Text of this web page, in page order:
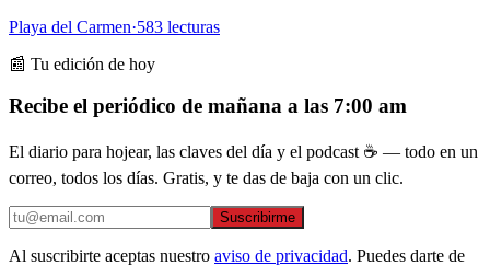
Playa del Carmen·583 lecturas
📰 Tu edición de hoy
Recibe el periódico de mañana a las 7:00 am
El diario para hojear, las claves del día y el podcast ☕ — todo en un
correo, todos los días. Gratis, y te das de baja con un clic.
Suscribirme
Al suscribirte aceptas nuestro aviso de privacidad. Puedes darte de